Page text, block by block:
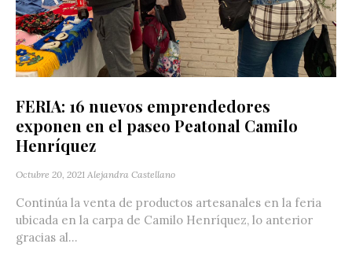
FERIA: 16 nuevos emprendedores
exponen en el paseo Peatonal Camilo
Henríquez
Octubre 20, 2021 Alejandra Castellano
Continúa la venta de productos artesanales en la feria
ubicada en la carpa de Camilo Henríquez, lo anterior
gracias al...